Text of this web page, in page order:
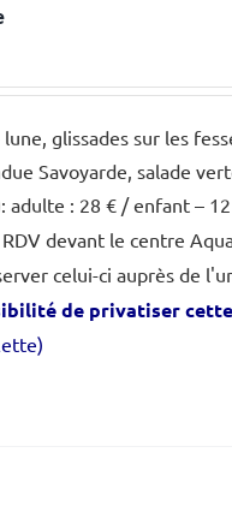
glissades sur les
Savoyarde, salade
adulte : 28 € / enfant –
devant le centre
celui-ci auprès de
de privatiser